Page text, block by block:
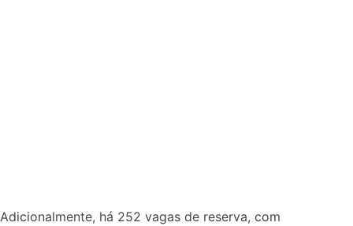
Adicionalmente, há 252 vagas de reserva, com